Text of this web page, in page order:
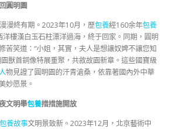
圓明園
漫終有期。2023年10月，歷包養經160余年包養
樓漢白玉石柱漂洋過海，終于回家。同期，圓明
苦笑道：“小姐，其實，夫人是想讓奴婢不讓您知
獸首銅像特展重聚，共敘故園新章。這些國寶級
物見證了圓明園的汗青滄桑，依靠著國內外中華
妙愿景。
文明舉包養措措施開放
包養故事文明景致新。2023年12月，北京藝術中